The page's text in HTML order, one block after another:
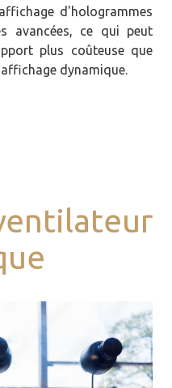
d'hologrammes
avancées, ce qui peut
plus coûteuse que
dynamique.